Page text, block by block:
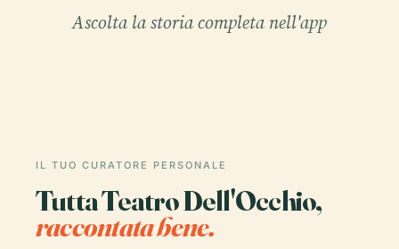
Ascolta la storia completa nell'app
IL TUO CURATORE PERSONALE
Tutta Teatro Dell'Occhio,
raccontata bene.